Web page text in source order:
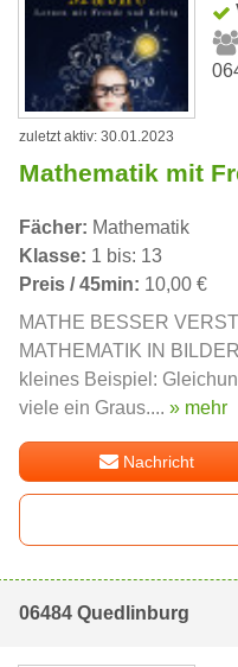
zuletzt aktiv: 30.01.2023
Mathematik mit
Fächer: Mathematik
Klasse: 1 bis: 13
Preis / 45min: 10,00 €
MATHE BESSER
MATHEMATIK IN
kleines Beispiel:
viele ein Graus.... » mehr
Nachricht
06484 Quedlinburg